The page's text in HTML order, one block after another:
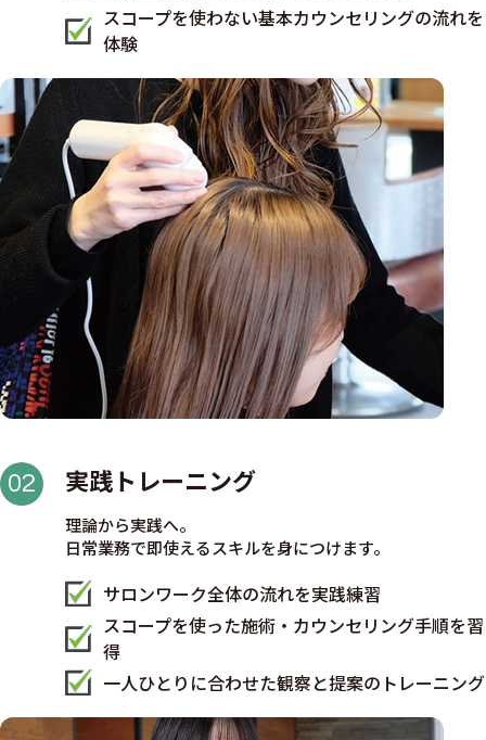
スコープを使わない基本カウンセリングの流れを
体験
02 実践トレーニング
理論から実践へ。
日常業務で即使えるスキルを身につけます。
サロンワーク全体の流れを実践練習
スコープを使った施術・カウンセリング手順を習
得
一人ひとりに合わせた観察と提案のトレーニング